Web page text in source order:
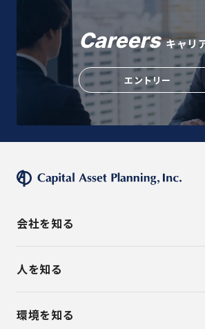
Careers キャリ
エントリー
会社を知る
人を知る
環境を知る